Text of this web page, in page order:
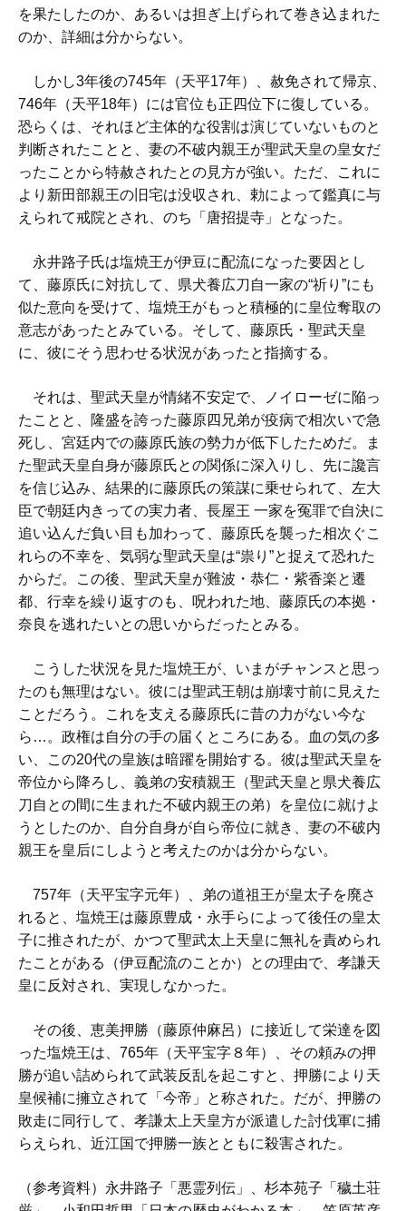
を果たしたのか、あるいは担ぎ上げられて巻き込まれた
のか、詳細は分からない。
しかし3年後の745年（天平17年）、赦免されて帰京、
746年（天平18年）には官位も正四位下に復している。
恐らくは、それほど主体的な役割は演じていないものと
判断されたことと、妻の不破内親王が聖武天皇の皇女だ
ったことから特赦されたとの見方が強い。ただ、これに
より新田部親王の旧宅は没収され、勅によって鑑真に与
えられて戒院とされ、のち「唐招提寺」となった。
永井路子氏は塩焼王が伊豆に配流になった要因とし
て、藤原氏に対抗して、県犬養広刀自一家の“祈り”にも
似た意向を受けて、塩焼王がもっと積極的に皇位奪取の
意志があったとみている。そして、藤原氏・聖武天皇
に、彼にそう思わせる状況があったと指摘する。
それは、聖武天皇が情緒不安定で、ノイローゼに陥っ
たことと、隆盛を誇った藤原四兄弟が疫病で相次いで急
死し、宮廷内での藤原氏族の勢力が低下したためだ。ま
た聖武天皇自身が藤原氏との関係に深入りし、先に讒言
を信じ込み、結果的に藤原氏の策謀に乗せられて、左大
臣で朝廷内きっての実力者、長屋王 一家を冤罪で自決に
追い込んだ負い目も加わって、藤原氏を襲った相次ぐこ
れらの不幸を、気弱な聖武天皇は“祟り”と捉えて恐れた
からだ。この後、聖武天皇が難波・恭仁・紫香楽と遷
都、行幸を繰り返すのも、呪われた地、藤原氏の本拠・
奈良を逃れたいとの思いからだったとみる。
こうした状況を見た塩焼王が、いまがチャンスと思っ
たのも無理はない。彼には聖武王朝は崩壊寸前に見えた
ことだろう。これを支える藤原氏に昔の力がない今な
ら…。政権は自分の手の届くところにある。血の気の多
い、この20代の皇族は暗躍を開始する。彼は聖武天皇を
帝位から降ろし、義弟の安積親王（聖武天皇と県犬養広
刀自との間に生まれた不破内親王の弟）を皇位に就けよ
うとしたのか、自分自身が自ら帝位に就き、妻の不破内
親王を皇后にしようと考えたのかは分からない。
757年（天平宝字元年）、弟の道祖王が皇太子を廃さ
れると、塩焼王は藤原豊成・永手らによって後任の皇太
子に推されたが、かつて聖武太上天皇に無礼を責められ
たことがある（伊豆配流のことか）との理由で、孝謙天
皇に反対され、実現しなかった。
その後、恵美押勝（藤原仲麻呂）に接近して栄達を図
った塩焼王は、765年（天平宝字８年）、その頼みの押
勝が追い詰められて武装反乱を起こすと、押勝により天
皇候補に擁立されて「今帝」と称された。だが、押勝の
敗走に同行して、孝謙太上天皇方が派遣した討伐軍に捕
らえられ、近江国で押勝一族とともに殺害された。
（参考資料）永井路子「悪霊列伝」、杉本苑子「穢土荘